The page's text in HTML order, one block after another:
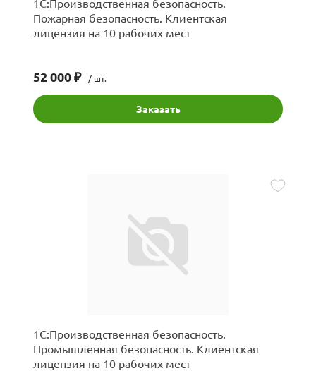
1С:Производственная безопасность.
Пожарная безопасность. Клиентская
лицензия на 10 рабочих мест
52 000 ₽ / шт.
Заказать
1С:Производственная безопасность.
Промышленная безопасность. Клиентская
лицензия на 10 рабочих мест